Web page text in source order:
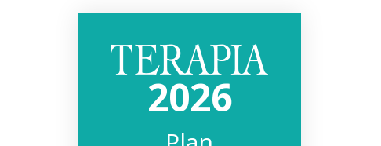
2026